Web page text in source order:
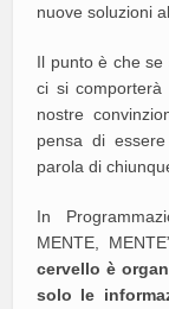
nuove soluzioni
Il punto è che se
ci si
nostre
pensa di
parola di
In
MENTE,
cervello è
solo le